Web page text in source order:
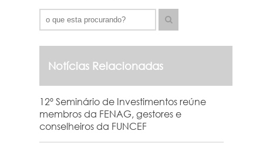
Notícias Relacionadas
12º Seminário de Investimentos reúne
membros da FENAG, gestores e
conselheiros da FUNCEF